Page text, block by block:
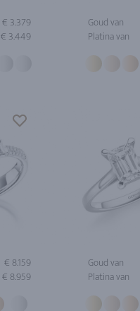
€ 3.379
€ 3.449
Goud van
Platina van
€ 8.159
€ 8.959
Goud van
Platina van